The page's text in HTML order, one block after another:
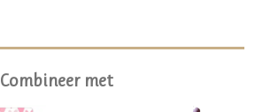
Combineer met